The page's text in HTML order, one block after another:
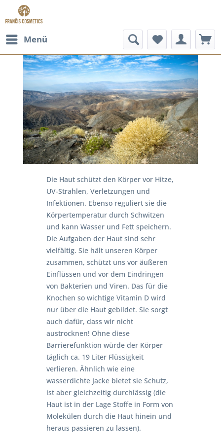
Menü
Die Haut schützt den Körper vor Hitze,
UV-Strahlen, Verletzungen und
Infektionen. Ebenso reguliert sie die
Körpertemperatur durch Schwitzen
und kann Wasser und Fett speichern.
Die Aufgaben der Haut sind sehr
vielfältig. Sie hält unseren Körper
zusammen, schützt uns vor äußeren
Einflüssen und vor dem Eindringen
von Bakterien und Viren. Das für die
Knochen so wichtige Vitamin D wird
nur über die Haut gebildet. Sie sorgt
auch dafür, dass wir nicht
austrocknen! Ohne diese
Barrierefunktion würde der Körper
täglich ca. 19 Liter Flüssigkeit
verlieren. Ähnlich wie eine
wasserdichte Jacke bietet sie Schutz,
ist aber gleichzeitig durchlässig (die
Haut ist in der Lage Stoffe in Form von
Molekülen durch die Haut hinein und
heraus passieren zu lassen).